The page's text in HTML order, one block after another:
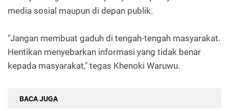
media sosial maupun di depan publik.
"Jangan membuat gaduh di tengah-tengah masyarakat.
Hentikan menyebarkan informasi yang tidak benar
kepada masyarakat," tegas Khenoki Waruwu.
BACA JUGA